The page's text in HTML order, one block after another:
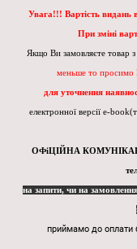
Увага!!! Вартість видань
При зміні
Якщо Ви замовляєте товар
меньше то просимо
для уточнення
електронної версії e-
ОФіЦІЙНА
на запити, чи на
приймамо до оплати